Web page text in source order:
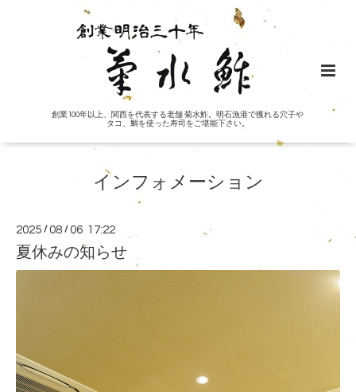
創業100年以上、関西を代表する老舗 菊水鮓。明石漁港で獲れる穴子や
タコ、鯛を使った寿司をご堪能下さい。
インフォメーション
2025 /08 /06 17:22
夏休みの知らせ